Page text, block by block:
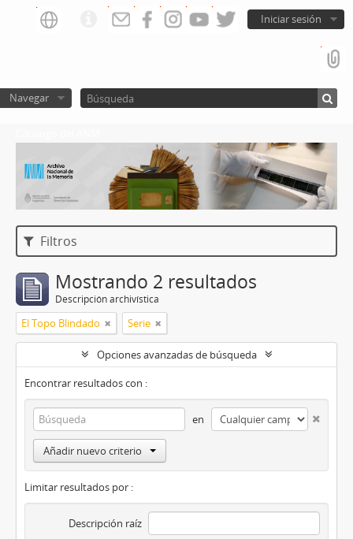
Iniciar sesión
Navegar
Filtros
Mostrando 2 resultados
Descripción archivística
El Topo Blindado Serie
Opciones avanzadas de búsqueda
Encontrar resultados con :
en
Añadir nuevo criterio
Limitar resultados por :
Descripción raíz